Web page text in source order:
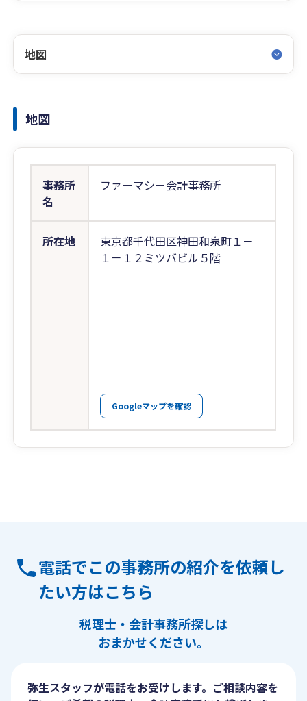
地図
地図
事務所
名
ファーマシー会計事務所
所在地
東京都千代田区神田和泉町１－
１－１２ミツバビル５階
Googleマップを確認
電話でこの事務所の紹介を依頼し
たい方はこちら
税理士・会計事務所探しは
おまかせください。
弥生スタッフが電話をお受けします。ご相談内容を